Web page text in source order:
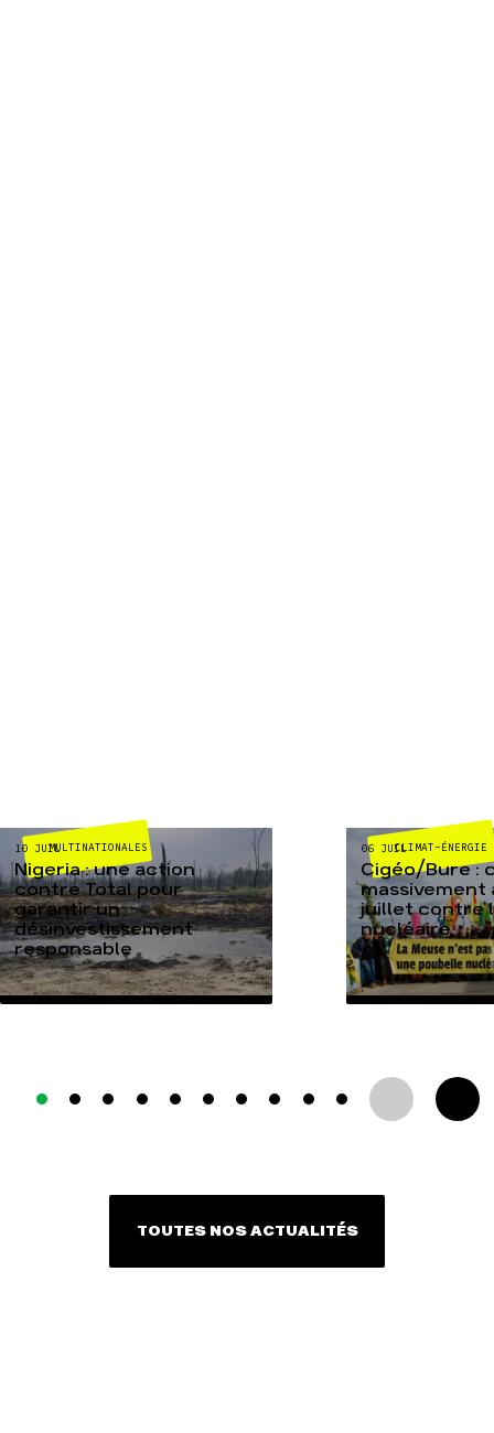
MULTINATIONALES
10 JUIL
Nigeria : une action
contre Total pour
garantir un
désinvestissement
responsable
CLIMAT-ÉNERGIE
06 JUIL
Cigéo/Bure :
massivement
juillet contre
nucléaire
TOUTES NOS ACTUALITÉS